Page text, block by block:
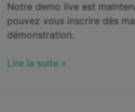
Notre demo live est
pouvez vous inscrire dès
démonstration.
Lire la suite »